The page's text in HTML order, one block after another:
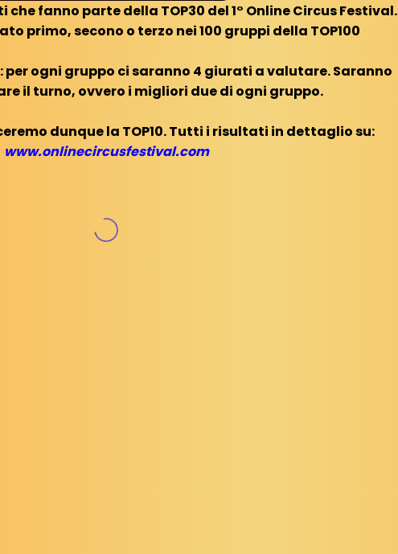
fanno parte della TOP30 del 1° Online Circus Festival.
primo, secono o terzo nei 100 gruppi della TOP100
per ogni gruppo ci saranno 4 giurati a valutare. Saranno
il turno, ovvero i migliori due di ogni gruppo.
dunque la TOP10. Tutti i risultati in dettaglio su:
www.onlinecircusfestival.com